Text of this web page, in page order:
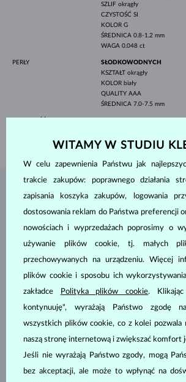
SZLIF okrągły
CZYSTOŚĆ SI
KOLOR G
ŚREDNICA 0.8-1.2 mm
WAGA 0.048 ct
PERŁY
SŁODKOWODNYCH
KSZTAŁT okrągły
KOLOR biały
QUALITY AAA
ŚREDNICA 7.0-7.5 mm
BIŻUTERIA ZATELIER
WITAMY W STUDIU
W celu zapewnienia Państwu jak
trakcie zakupów: poprawnego działania
zapisania koszyka zakupów, logowania
dostosowania reklam do Państwa preferencji
nowościach i wyprzedażach poprosimy o
używanie plików cookie, tj. małych
przechowywanych na urządzeniu. Więcej
plików cookie i sposobu ich
zakładce
Polityka plików cookie.
kontynuuję", wyrażają Państwo zgodę
wszystkich plików cookie, co z kolei pozwala
naszą stronę internetową i zwiększać komfort
Jeśli nie wyrażają Państwo zgody, mogą
bez akceptacji, ale może to wpłynąć na